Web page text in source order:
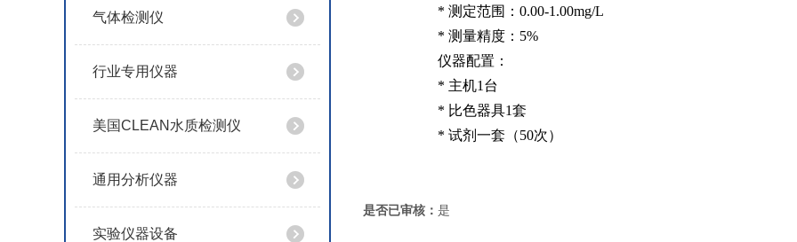
气体检测仪
行业专用仪器
美国CLEAN水质检测仪
通用分析仪器
实验仪器设备
* 测定范围： 0.00-1.00mg/L
* 测量精度： 5%
仪器配置：
* 主机1 台
* 比色器具1套
* 试剂一套（50次）
是否已审核： 是